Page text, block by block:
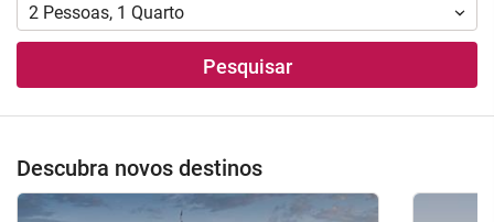
2 Pessoas, 1 Quarto
Pesquisar
Descubra novos destinos